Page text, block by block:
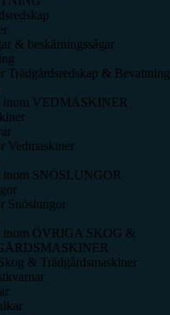
& beskärningssågar
Trädgårdsredskap & Bevattning
inom VEDMASKINER
Vedmaskiner
inom SNÖSLUNGOR
Snöslungor
inom ÖVRIGA SKOG &
& Trädgårdsmaskiner